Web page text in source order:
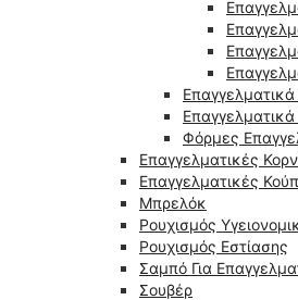
Φόρμες
Επαγγελματικές
Επαγγελματικές
Μπρελόκ
Ρουχισμός
Ρουχισμός Εστίασης
Σαμπό Για
Σουβέρ